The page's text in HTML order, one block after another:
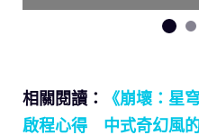
相關閱讀：
《崩壞：星
啟程心得 中式奇幻風